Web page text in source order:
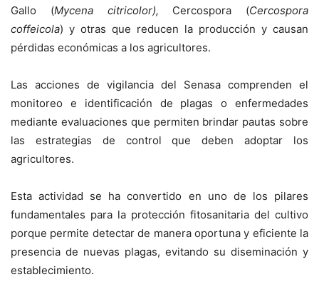
Gallo (Mycena citricolor), Cercospora (Cercospora
coffeicola) y otras que reducen la producción y causan
pérdidas económicas a los agricultores.
Las acciones de vigilancia del Senasa comprenden el
monitoreo e identificación de plagas o enfermedades
mediante evaluaciones que permiten brindar pautas sobre
las estrategias de control que deben adoptar los
agricultores.
Esta actividad se ha convertido en uno de los pilares
fundamentales para la protección fitosanitaria del cultivo
porque permite detectar de manera oportuna y eficiente la
presencia de nuevas plagas, evitando su diseminación y
establecimiento.